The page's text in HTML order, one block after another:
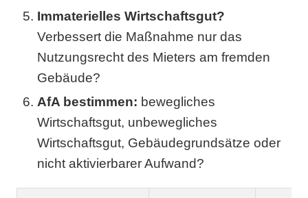
Immaterielles Wirtschaftsgut?
Verbessert die Maßnahme nur das
Nutzungsrecht des Mieters am fremden
Gebäude?
AfA bestimmen: bewegliches
Wirtschaftsgut, unbewegliches
Wirtschaftsgut, Gebäudegrundsätze oder
nicht aktivierbarer Aufwand?